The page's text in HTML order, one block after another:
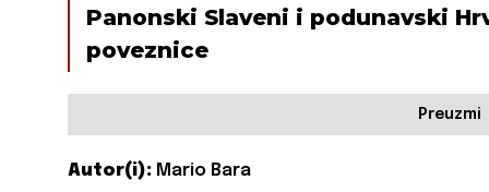
Panonski Slaveni i podunavski
poveznice
Preuzmi
Autor(i): Mario Bara